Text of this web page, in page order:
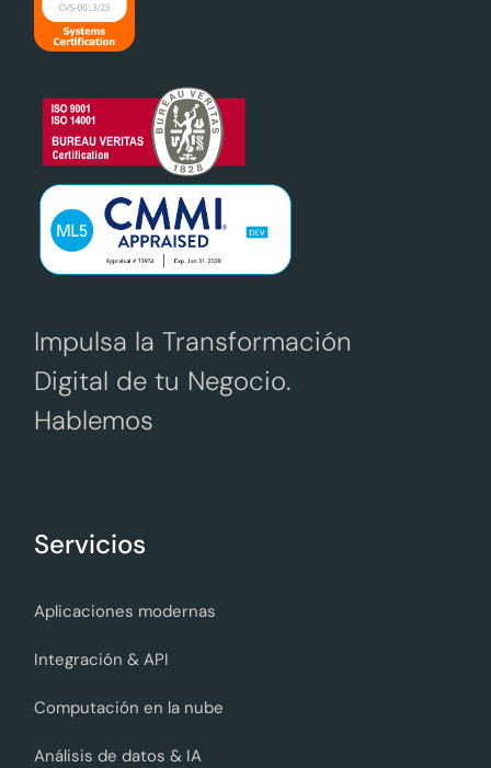
Impulsa la Transformación
Digital de tu Negocio.
Hablemos
Servicios
Aplicaciones modernas
Integración & API
Computación en la nube
Análisis de datos & IA